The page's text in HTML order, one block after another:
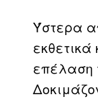
Ύστερα
επέλαση